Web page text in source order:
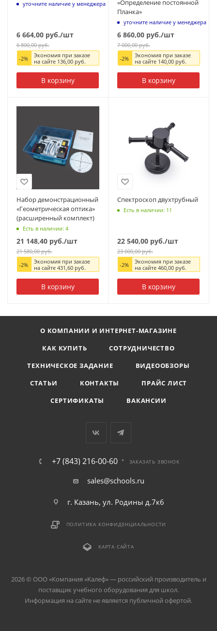
уточните наличие у менеджера
6 664,00 руб./шт
6 800,00руб.
-2%
Экономия при заказе
на сайте 136,00руб.
В корзину
«Определение постоянной
Планка»
уточните наличие у менеджера
6 860,00 руб./шт
7 000,00руб.
-2%
Экономия при заказе
на сайте 140,00руб.
В корзину
Набор демонстрационный
«Геометрическая оптика»
(расширенный комплект)
Есть в наличии: 4
21 148,40 руб./шт
21 580,00руб.
-2%
Экономия при заказе
на сайте 431,60руб.
В корзину
Спектроскоп двухтрубный
Есть в наличии: 11
22 540,00 руб./шт
23 000,00руб.
-2%
Экономия при заказе
на сайте 460,00руб.
В корзину
О КОМПАНИИ И ИНТЕРНЕТ-МАГАЗИНЕ
КАК КУПИТЬ
СОТРУДНИЧЕСТВО
ТЕХНИЧЕСКОЕ ЗАДАНИЕ
ВИДЕООБЗОРЫ
СТАТЬИ
КОНТАКТЫ
ПРАЙС ЛИСТ
СЕРТИФИКАТЫ
ВАКАНСИИ
+7 (843) 216-00-60 ЗАКАЗАТЬ ЗВОНОК
sales@schools.ru
г. Казань, ул. Родины д.7к6
ПОЛИТИКА КОНФИДЕНЦИАЛЬНОСТИ
КАРТА САЙТА
2026 © ООО «Компания «Kалеф» — российский производитель и
поставщик учебного оборудования для школ.
Информация на сайте не является публичной офертой.